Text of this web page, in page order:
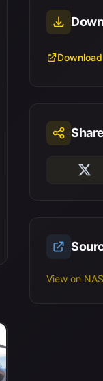
Share
View on